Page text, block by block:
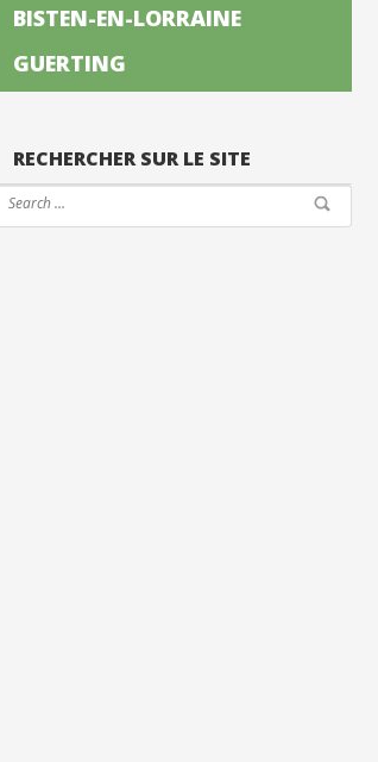
BISTEN-EN-LORRAINE
GUERTING
RECHERCHER SUR LE SITE